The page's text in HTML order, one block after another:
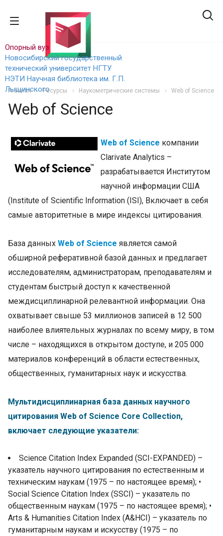
Опорный вуз
Новосибирский государственный
технический университет НГТУ
НЭТИ Научная библиотека им. Г.П.
Лыщинского
Главная Ресурсы Наукометрические системы Web of Science
Web of Science
Web of Science компании
Clarivate Analytics –
разрабатывается Институтом
научной информации США
(Institute of Scientific Information (ISI), Включает в себя
самые авторитетные в мире индексы цитирования.
База данных Web of Science является самой
обширной реферативной базой данных и предлагает
исследователям, администраторам, преподавателям и
студентам быстрый доступ к качественной
междисциплинарной релевантной информации. Она
охватывает свыше 53 миллионов записей в 12 500
наиболее влиятельных журналах по всему миру, в том
числе – находящихся в открытом доступе, и 205 000
материалов конференций в области естественных,
общественных, гуманитарных наук и искусства.
Мультидисциплинарная база данных научного
цитирования Web of Science Core Collection,
включает следующие указатели:
Science Citation Index Expanded (SCI-EXPANDED) –
указатель научного цитирования по естественным и
техническим наукам (1975 – по настоящее время); •
Social Science Citation Index (SSCI) – указатель по
общественным наукам (1975 – по настоящее время); •
Arts & Humanities Citation Index (A&HCI) – указатель по
гуманитарным наукам и искусству (1975 – по